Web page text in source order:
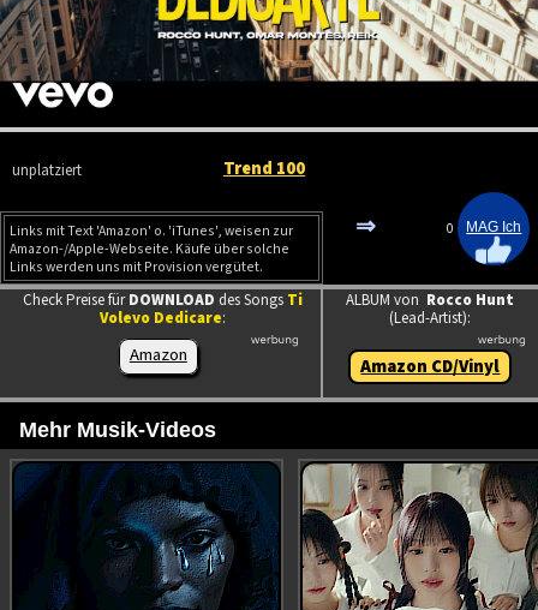
unplatziert Trend 100
Links mit Text 'Amazon' o. 'iTunes', weisen zur
Amazon-/Apple-Webseite. Käufe über solche
Links werden uns mit Provision vergütet.
⇒ 0
Check Preise fürDOWNLOAD des Songs Ti
Volevo Dedicare:
Amazon
ALBUM von Rocco Hunt
(Lead-Artist):
Amazon CD/Vinyl
Mehr Musik-Videos